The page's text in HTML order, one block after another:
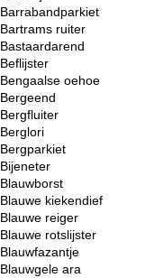
Barrabandparkiet
Bartrams ruiter
Bastaardarend
Beflijster
Bengaalse oehoe
Bergeend
Bergfluiter
Berglori
Bergparkiet
Bijeneter
Blauwborst
Blauwe kiekendief
Blauwe reiger
Blauwe rotslijster
Blauwfazantje
Blauwgele ara